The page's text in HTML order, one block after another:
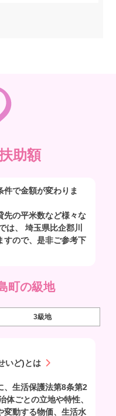
助額
で金額が変わりま
先の平米数など様々な
は、 埼玉県比企郡川
すので、是非ご参考下
町の級地
3級地
いど)とは
、生活保護法第8条第2
体ごとの立地や特性、
変動する物価、生活水